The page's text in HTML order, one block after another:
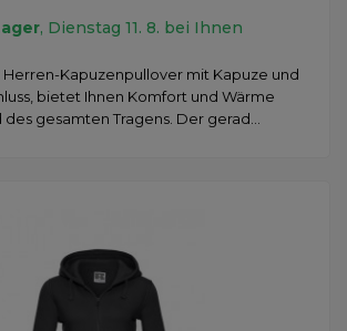
, Dienstag 11. 8. bei Ihnen
Kapuzenpullover mit Kapuze und
bietet Ihnen Komfort und Wärme
gesamten Tragens. Der gerad...